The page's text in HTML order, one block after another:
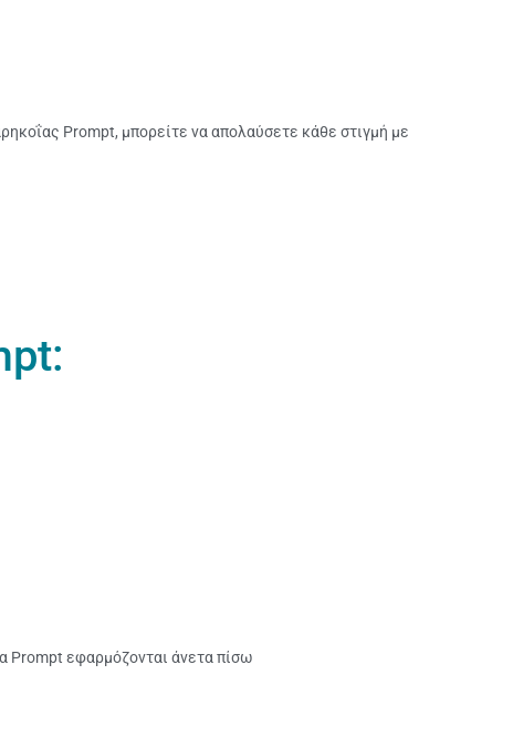
Prompt, μπορείτε να απολαύσετε κάθε στιγμή με
Prompt εφαρμόζονται άνετα πίσω